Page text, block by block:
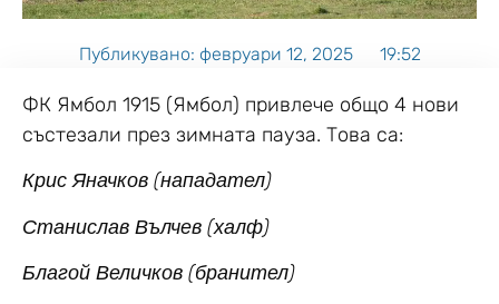
Публикувано: февруари 12, 2025 19:52
ФК Ямбол 1915 (Ямбол) привлече общо 4 нови
състезали през зимната пауза. Това са:
Крис Яначков (нападател)
Станислав Вълчев (халф)
Благой Величков (бранител)